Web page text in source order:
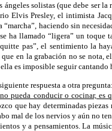
solistas (que debe ser
Elvis Presley, el intimista
haciendo sin
ha llamado “ligera” un
pas”, el sentimiento la
que en la grabación no se
es imposible seguir cantando
respuesta a otra pregunta:
pueda conducir o cocinar, es
que hay determinadas
mal de los nervios y aún no
y a pensamientos. La